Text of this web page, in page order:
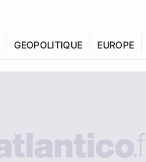
GEOPOLITIQUE EUROPE